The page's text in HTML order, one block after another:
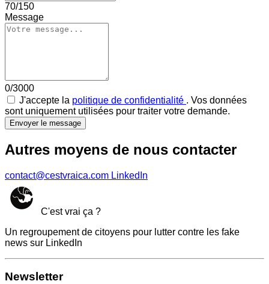
70/150
Message
0/3000
J'accepte la politique de confidentialité . Vos données
sont uniquement utilisées pour traiter votre demande.
Envoyer le message
Autres moyens de nous contacter
contact@cestvraica.com LinkedIn
C'est vrai ça ?
Un regroupement de citoyens pour lutter contre les fake
news sur LinkedIn
Newsletter